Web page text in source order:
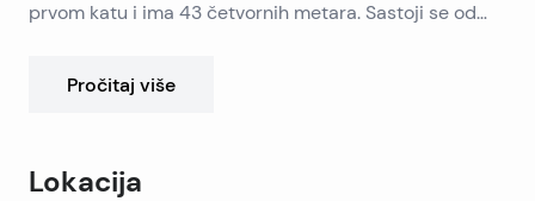
prvom katu i ima 43 četvornih metara. Sastoji se od
za ugodan boravak u središtu svih događanja, kao i za
Pročitaj više
Lokacija